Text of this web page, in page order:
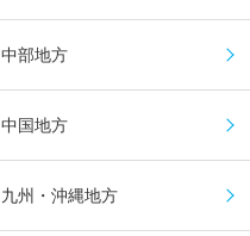
中部地方
中国地方
九州・沖縄地方